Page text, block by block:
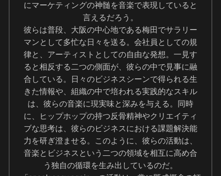
にマーケティングの神髄を音楽で表現していると
言えるだろう。
彼らは普段、大阪の中心地である梅田でサラリー
マンとして多忙な日々を送る。会社員としての規
律と、アーティストとしての自由な発想。一見す
ると相反する二つの側面が、彼らの中で見事に融
合している。日々のビジネスシーンで得られる生
きた情報や、組織の中で培われる実践的なスキル
は、彼らの音楽に現実味と深みを与える。同時
に、ヒップホップの持つ反骨精神やクリエイティ
ブな思考は、彼らのビジネスにおける課題解決能
力を研ぎ澄ませる。このように、彼らの活動は、
音楽とビジネスという二つの領域を相互に高め合
う独自の循環を生み出しているのだ。